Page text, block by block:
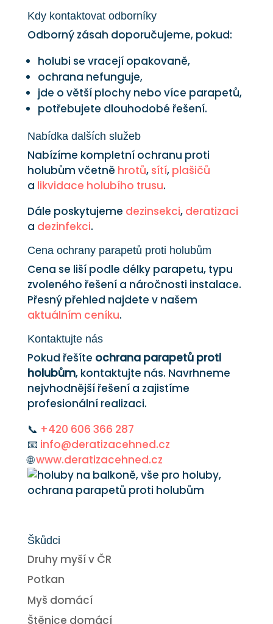
Kdy kontaktovat odborníky
Odborný zásah doporučujeme, pokud:
holubi se vracejí opakovaně,
ochrana nefunguje,
jde o větší plochy nebo více parapetů,
potřebujete dlouhodobé řešení.
Nabídka dalších služeb
Nabízíme kompletní ochranu proti
holubům včetně hrotů, sítí, plašičů
a likvidace holubího trusu.
Dále poskytujeme dezinsekci, deratizaci
a dezinfekci.
Cena ochrany parapetů proti holubům
Cena se liší podle délky parapetu, typu
zvoleného řešení a náročnosti instalace.
Přesný přehled najdete v našem
aktuálním ceníku.
Kontaktujte nás
Pokud řešíte ochrana parapetů proti
holubům, kontaktujte nás. Navrhneme
nejvhodnější řešení a zajistíme
profesionální realizaci.
📞 +420 606 366 287
📧 info@deratizacehned.cz
🌐www.deratizacehned.cz
Škůdci
Druhy myší v ČR
Potkan
Myš domácí
Štěnice domácí